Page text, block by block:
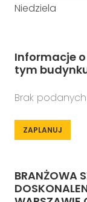
Niedziela
Informacje
tym
Brak
ZAPLANUJ
BRANŻOWA